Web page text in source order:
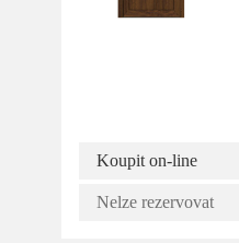
Koupit on-line
Nelze rezervovat